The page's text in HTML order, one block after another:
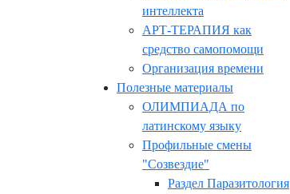
интеллекта
АРТ-ТЕРАПИЯ как
средство самопомощи
Организация времени
Полезные материалы
ОЛИМПИАДА по
латинскому языку
Профильные смены
"Созвездие"
Раздел Паразитология